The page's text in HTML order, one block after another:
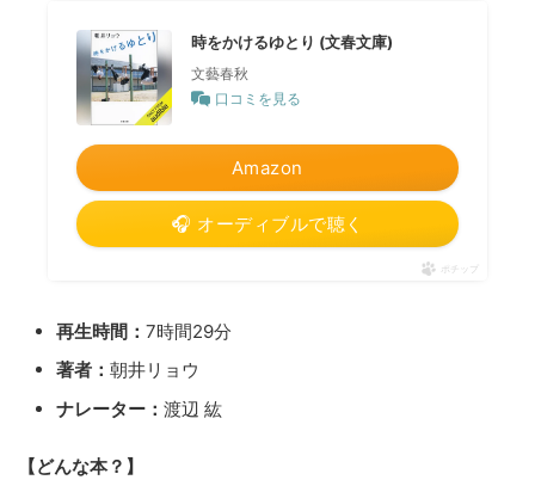
時をかけるゆとり (文春文庫)
文藝春秋
口コミを見る
Amazon
🎧 オーディブルで聴く
ポチップ
再生時間： 7時間29分
著者： 朝井リョウ
ナレーター： 渡辺 紘
【どんな本？】